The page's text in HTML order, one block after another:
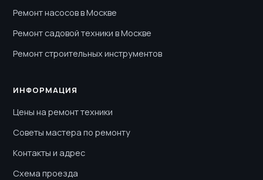
Ремонт насосов в Москве
Ремонт садовой техники в Москве
Ремонт строительных инструментов
ИНФОРМАЦИЯ
Цены на ремонт техники
Советы мастера по ремонту
Контакты и адрес
Схема проезда